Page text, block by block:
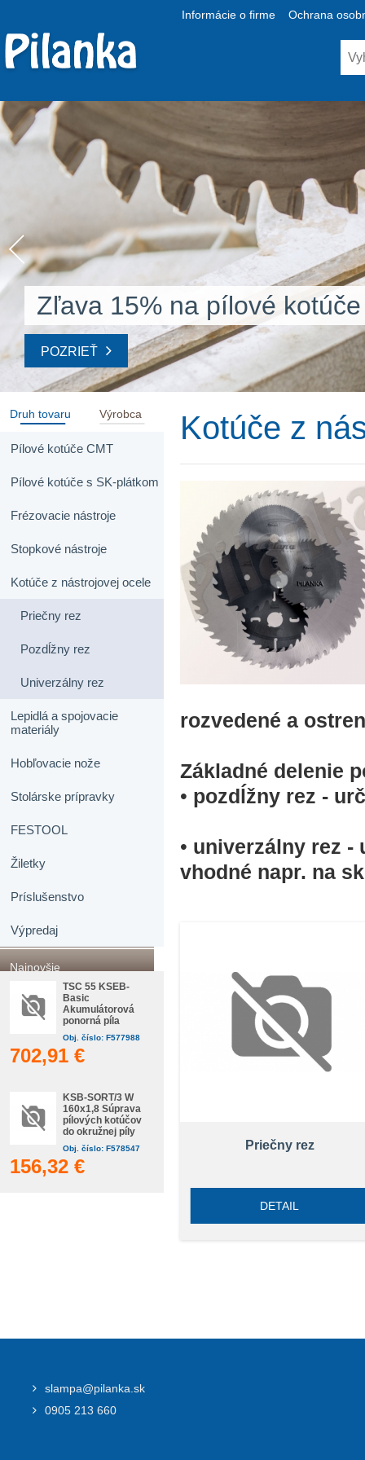
Informácie o firme Ochrana
Zľava 15% na pílové kotúče
POZRIEŤ
Druh tovaru Výrobca
Pílové kotúče CMT
Pílové kotúče s SK-plátkom
Frézovacie nástroje
Stopkové nástroje
Kotúče z nástrojovej ocele
Priečny rez
Pozdĺžny rez
Univerzálny rez
Lepidlá a spojovacie
materiály
Hobľovacie nože
Stolárske prípravky
FESTOOL
Žiletky
Príslušenstvo
Výpredaj
Najnovšie
TSC 55 KSEB-
Basic
Akumulátorová
ponorná píla
Obj. číslo: F577988
702,91 €
KSB-SORT/3 W
160x1,8 Súprava
pílových kotúčov
do okružnej píly
Obj. číslo: F578547
156,32 €
Kotúče z
rozvedené a
Základné delenie
• pozdĺžny rez -
• univerzálny rez -
vhodné napr. na
Priečny rez
DETAIL
slampa@pilanka.sk
0905 213 660